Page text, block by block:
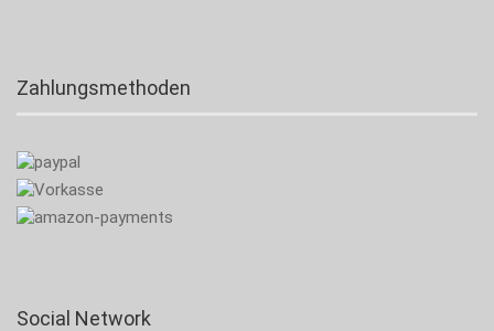
Zahlungsmethoden
Social Network